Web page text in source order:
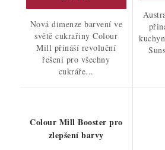
Nová dimenze barvení ve
světě cukrařiny Colour
Mill přináší revoluční
řešení pro všechny
cukráře...
Colour Mill Booster pro
zlepšení barvy